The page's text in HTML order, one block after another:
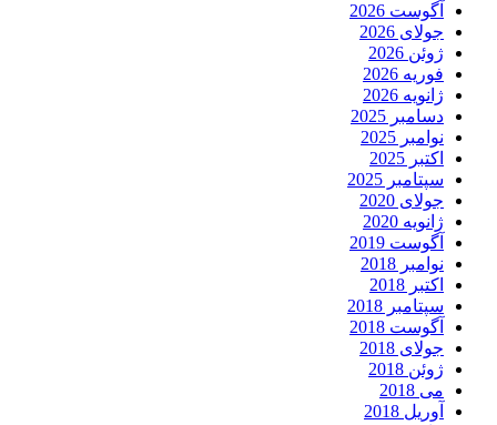
آگوست 2026
جولای 2026
ژوئن 2026
فوریه 2026
ژانویه 2026
دسامبر 2025
نوامبر 2025
اکتبر 2025
سپتامبر 2025
جولای 2020
ژانویه 2020
آگوست 2019
نوامبر 2018
اکتبر 2018
سپتامبر 2018
آگوست 2018
جولای 2018
ژوئن 2018
می 2018
آوریل 2018